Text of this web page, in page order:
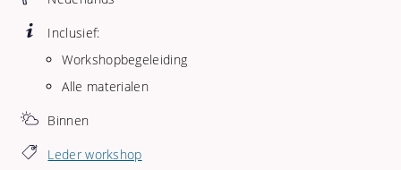
Inclusief:
Workshopbegeleiding
Alle materialen
Binnen
Leder workshop